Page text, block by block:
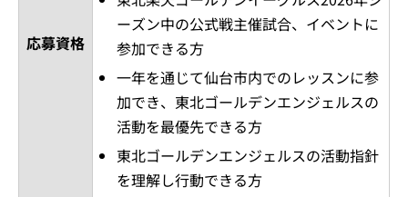
応募資格
ーズン中の公式戦主催試合、イベントに
参加できる方
一年を通じて仙台市内でのレッスンに参
加でき、東北ゴールデンエンジェルスの
活動を最優先できる方
東北ゴールデンエンジェルスの活動指針
を理解し行動できる方